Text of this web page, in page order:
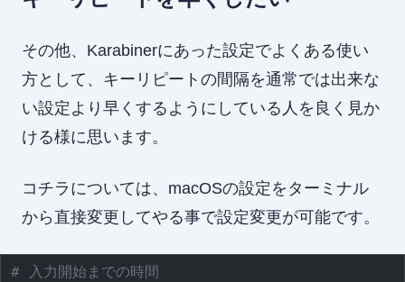
その他、Karabinerにあった設定でよくある使い
方として、キーリピートの間隔を通常では出来な
い設定より早くするようにしている人を良く見か
ける様に思います。
コチラについては、macOSの設定をターミナル
から直接変更してやる事で設定変更が可能です。
# 入力開始までの時間